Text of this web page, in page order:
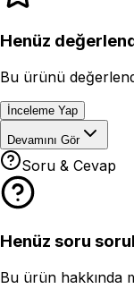
Henüz
Bu ürünü
İnceleme Yap
Devamını Gör
Soru & Cevap
Henüz soru
Bu ürün hakkında